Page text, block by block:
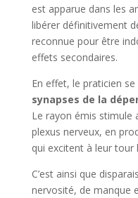
est apparue dans les
libérer définitivement
reconnue pour être
effets secondaires.
En effet, le praticien
synapses de la
Le rayon émis stimule
plexus nerveux, en
qui excitent à leur tour
C’est ainsi que
nervosité, de manque